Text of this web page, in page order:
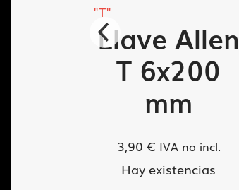
"T"
Llave Allen
T 6x200
mm
3,90 € IVA no incl.
Hay existencias